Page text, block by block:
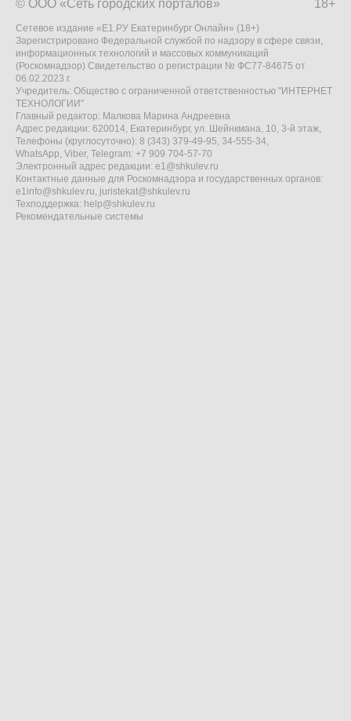
18+
© ООО «Сеть городских порталов»
Сетевое издание «Е1.РУ Екатеринбург Онлайн» (18+)
Зарегистрировано Федеральной службой по надзору в сфере связи,
информационных технологий и массовых коммуникаций
(Роскомнадзор) Свидетельство о регистрации № ФС77-84675 от
06.02.2023 г.
Учредитель: Общество с ограниченной ответственностью "ИНТЕРНЕТ
ТЕХНОЛОГИИ"
Главный редактор: Малкова Марина Андреевна
Адрес редакции: 620014, Екатеринбург, ул. Шейнкмана, 10, 3-й этаж,
Телефоны (круглосуточно): 8 (343) 379-49-95, 34-555-34,
WhatsApp, Viber, Telegram: +7 909 704-57-70
Электронный адрес редакции: e1@shkulev.ru
Контактные данные для Роскомнадзора и государственных органов:
e1info@shkulev.ru, juristekat@shkulev.ru
Техподдержка: help@shkulev.ru
Рекомендательные системы